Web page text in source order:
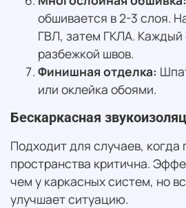
обшивается в 2-3 слоя.
ГВЛ, затем ГКЛА. Каждый
разбежкой швов.
Финишная отделка:
или оклейка обоями.
Бескаркасная
Подходит для случаев, когда
пространства критична.
чем у каркасных систем, но
улучшает ситуацию.